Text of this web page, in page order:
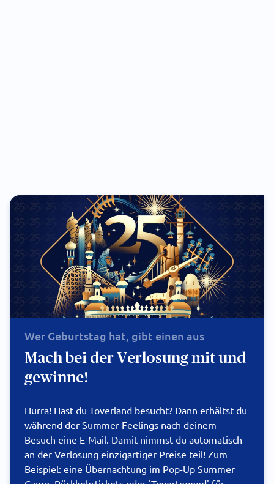
Wer Geburtstag hat, gibt einen aus
Mach bei der Verlosung mit und
gewinne!
Hurra! Hast du Toverland besucht? Dann erhältst du
während der Summer Feelings nach deinem
Besuch eine E-Mail. Damit nimmst du automatisch
an der Verlosung einzigartiger Preise teil! Zum
Beispiel: eine Übernachtung im Pop-Up Summer